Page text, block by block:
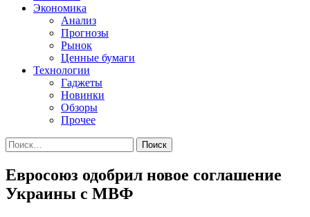
Экономика
Анализ
Прогнозы
Рынок
Ценные бумаги
Технологии
Гаджеты
Новинки
Обзоры
Прочее
Найти:
Евросоюз одобрил новое соглашение
Украины с МВФ